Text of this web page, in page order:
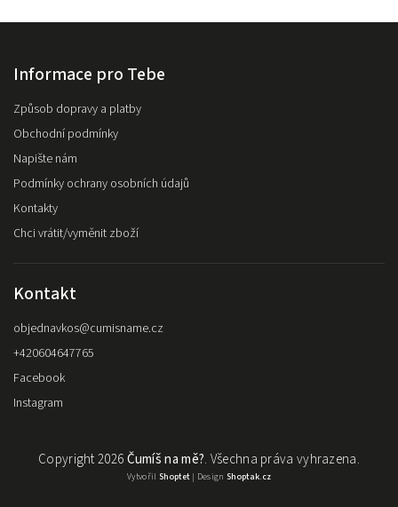
Informace pro Tebe
Způsob dopravy a platby
Obchodní podmínky
Napište nám
Podmínky ochrany osobních údajů
Kontakty
Chci vrátit/vyměnit zboží
Kontakt
objednavkos@cumisname.cz
+420604647765
Facebook
Instagram
Copyright 2026Čumíš na mě?. Všechna práva vyhrazena.
Vytvořil Shoptet| Design Shoptak.cz